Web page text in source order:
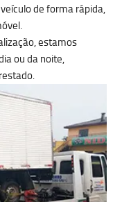
de forma rápida,
.
estamos
ou da noite,